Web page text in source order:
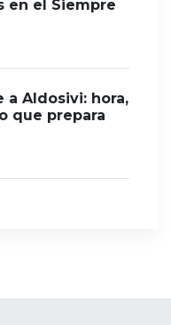
en el Siempre
a Aldosivi: hora,
que prepara